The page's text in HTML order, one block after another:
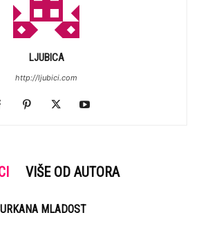
LJUBICA
http://ljubici.com
VIŠE OD AUTORA
MLADOST